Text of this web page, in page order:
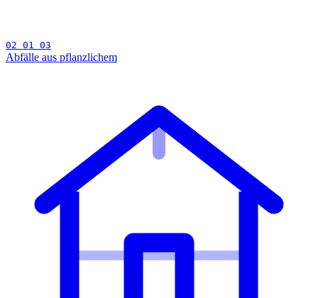
02 01 03
Abfälle aus pflanzlichem